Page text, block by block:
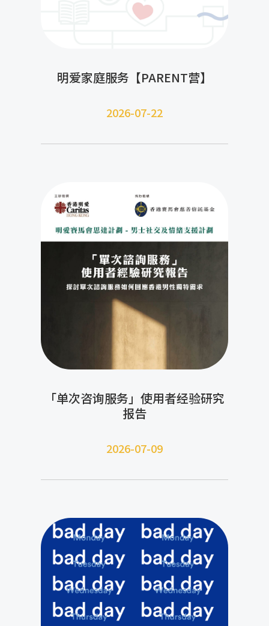
明爱家庭服务【PARENT营】
2026-07-22
「单次咨询服务」使用者经验研究
报告
2026-07-09